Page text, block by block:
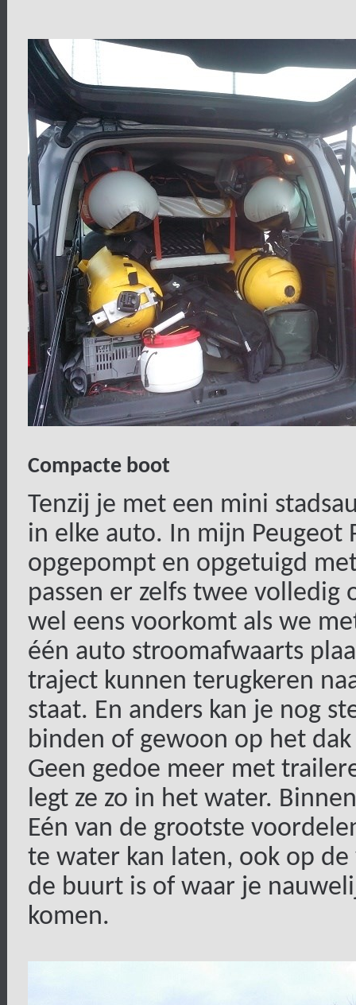
Compacte boot
Tenzij je met een mini
in elke auto. In mijn Peugeot
opgepompt en opgetuigd
passen er zelfs twee
wel eens voorkomt als we
één auto stroomafwaarts
traject kunnen terugkeren
staat. En anders kan je nog
binden of gewoon op het
Geen gedoe meer met
legt ze zo in het water.
Eén van de grootste
te water kan laten, ook op
de buurt is of waar je
komen.